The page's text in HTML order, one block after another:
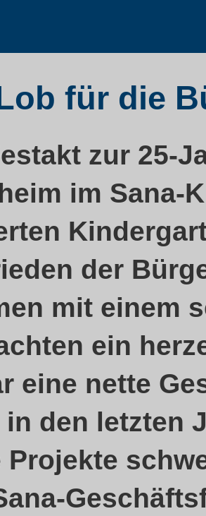
für die
zur 25-
im Sana-
der
mit einem
ein
eine nette
in den letzten
Projekte